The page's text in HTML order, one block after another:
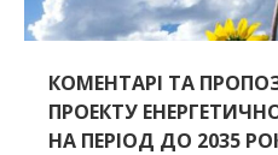
КОМЕНТАРІ ТА
ПРОЕКТУ
НА ПЕРІОД ДО 2035